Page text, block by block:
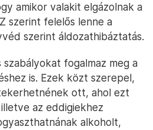
amikor valakit elgázolnak a
szerint felelős lenne a
szerint áldozathibáztatás.
szabályokat fogalmaz meg a
is. Ezek közt szerepel,
ott, ahol ezt
az eddigiekhez
alkoholt,